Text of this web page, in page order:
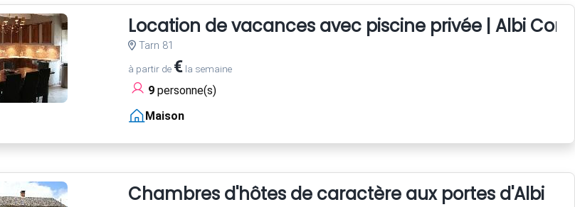
Location de vacances avec piscine privée | Albi
Tarn 81
à partir de €la semaine
9personne(s)
Maison
Chambres d'hôtes de caractère aux portes d'Albi